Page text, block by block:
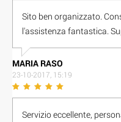
Sito ben organizzato.
l'assistenza fantastica.
M A R I A R A S O
23-10-2017, 15:19
Servizio eccellente,